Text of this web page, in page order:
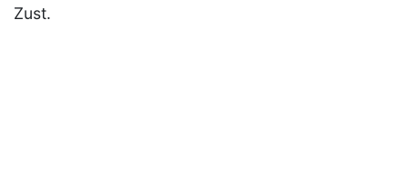
Zust.